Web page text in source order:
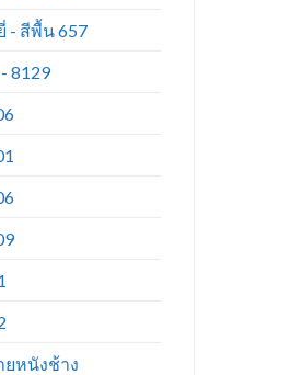
- สีพื้น 657
8129
ยหนังช้าง